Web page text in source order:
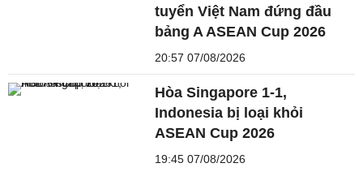
tuyển Việt Nam đứng đầu
bảng A ASEAN Cup 2026
20:57 07/08/2026
Hòa Singapore 1-1,
Indonesia bị loại khỏi
ASEAN Cup 2026
19:45 07/08/2026